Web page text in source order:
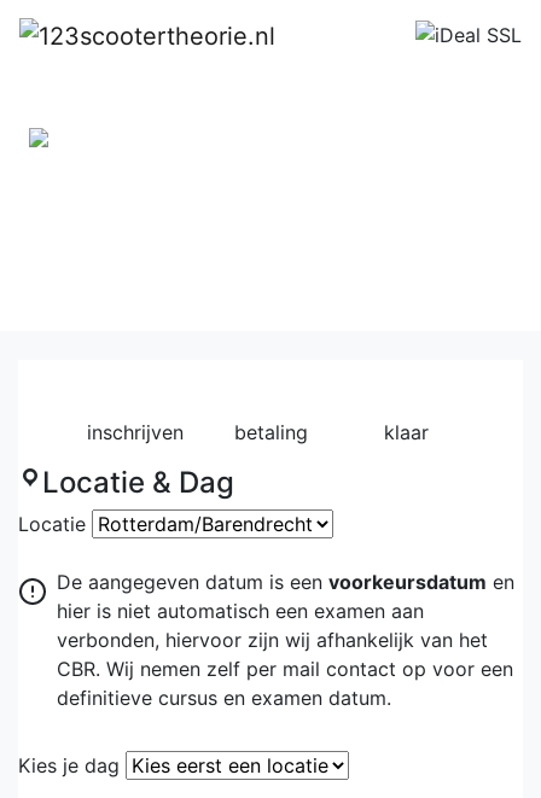
inschrijven betaling klaar
Locatie & Dag
Locatie
De aangegeven datum is een voorkeursdatum en
hier is niet automatisch een examen aan
verbonden, hiervoor zijn wij afhankelijk van het
CBR. Wij nemen zelf per mail contact op voor een
definitieve cursus en examen datum.
Kies je dag